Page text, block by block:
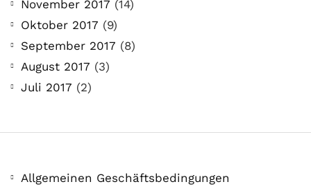
November 2017 (14)
Oktober 2017 (9)
September 2017 (8)
August 2017 (3)
Juli 2017 (2)
Allgemeinen Geschäftsbedingungen